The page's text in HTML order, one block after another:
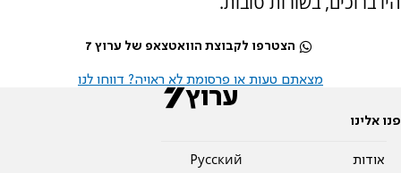
הצטרפו לקבוצת הוואטצאפ של ערוץ 7
מצאתם טעות או פרסומת לא ראויה? דווחו לנו
פנו אלינו
אודות
Pусский